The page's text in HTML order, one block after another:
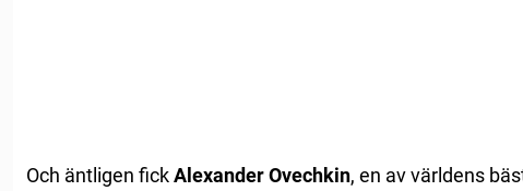
Och äntligen fickAlexander Ovechkin, en av världens